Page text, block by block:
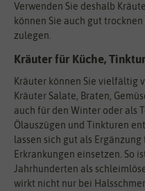
Verwenden Sie deshalb
können Sie auch gut
zulegen.
Kräuter für Küche,
Kräuter können Sie vielfältig
Kräuter Salate, Braten,
auch für den Winter oder als
Ölauszügen und Tinkturen
lassen sich gut als
Erkrankungen einsetzen. So
Jahrhunderten als
wirkt nicht nur bei